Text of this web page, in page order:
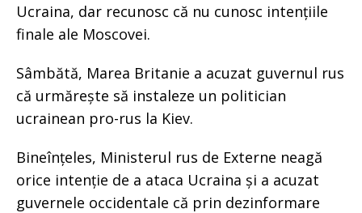
Ucraina, dar recunosc că nu cunosc intențiile
finale ale Moscovei.
Sâmbătă, Marea Britanie a acuzat guvernul rus
că urmărește să instaleze un politician
ucrainean pro-rus la Kiev.
Bineînțeles, Ministerul rus de Externe neagă
orice intenție de a ataca Ucraina și a acuzat
guvernele occidentale că prin dezinformare